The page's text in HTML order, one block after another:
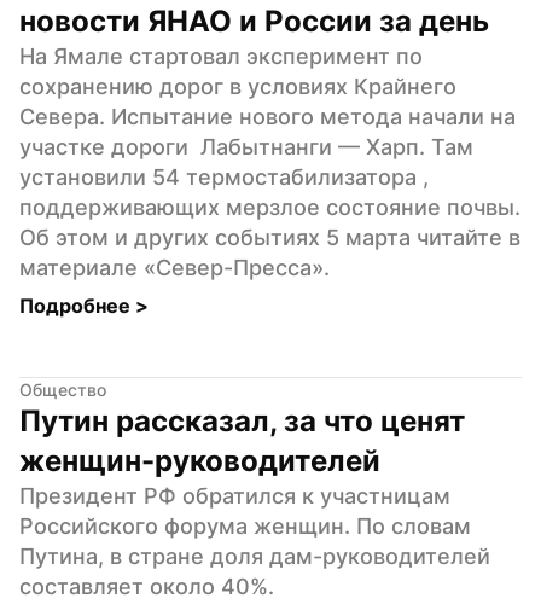
новости ЯНАО и России за день
На Ямале стартовал эксперимент по
сохранению дорог в условиях Крайнего
Севера. Испытание нового метода начали на
участке дороги  Лабытнанги — Харп. Там
установили 54 термостабилизатора ,
поддерживающих мерзлое состояние почвы.
Об этом и других событиях 5 марта читайте в
материале «Север-Пресса».
Подробнее >
Общество
Путин рассказал, за что ценят
женщин-руководителей
Президент РФ обратился к участницам
Российского форума женщин. По словам
Путина, в стране доля дам-руководителей
составляет около 40%.